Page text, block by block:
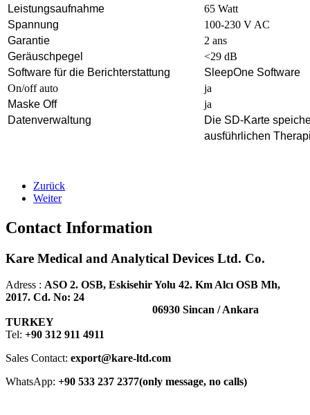
Leistungsaufnahme
65 Watt
Spannung
100-230 V AC
Garantie
2 ans
Geräuschpegel
<29 dB
Software für die Berichterstattung
SleepOne Software
On/off auto
ja
Maske Off
ja
Datenverwaltung
Die SD-Karte
ausführlichen
Zurück
Weiter
Contact Information
Kare Medical and Analytical Devices Ltd. Co.
Adress : ASO 2. OSB, Eskisehir Yolu 42. Km Alcı OSB Mh,
2017. Cd. No: 24
06930 Sincan / Ankara
TURKEY
Tel: +90 312 911 4911
Sales Contact: export@kare-ltd.com
WhatsApp: +90 533 237 2377(only message, no calls)